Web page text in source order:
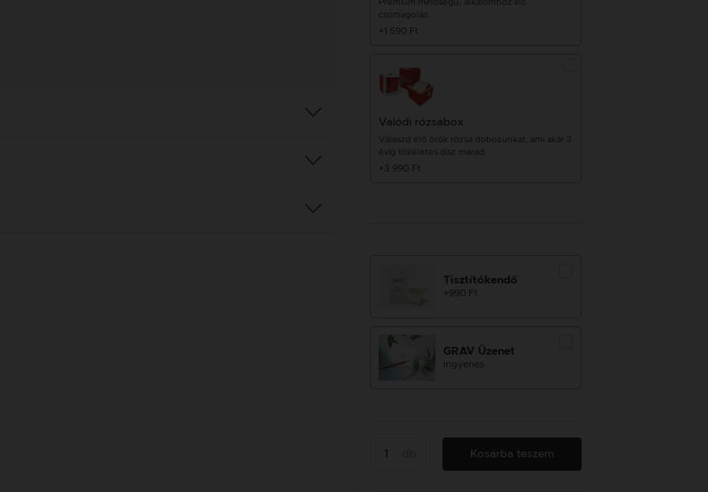
csomagolás.
+1 590 Ft
Valódi rózsabox
Válaszd élő örök rózsa dobozunkat, ami akár 3
évig tökéletes dísz marad.
+3 990 Ft
Tisztítókendő
+990 Ft
GRAV Üzenet
ingyenes
Kosárba teszem